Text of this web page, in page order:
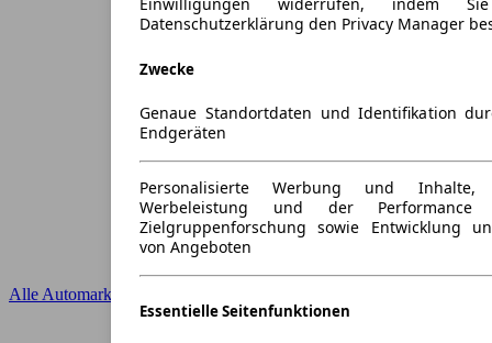
Einwilligungen widerrufen, indem
Datenschutzerklärung den Privacy Manager
Zwecke
Genaue Standortdaten und Identifikation
Endgeräten
Personalisierte Werbung und Inhalte,
Werbeleistung und der
Zielgruppenforschung sowie Entwicklung
von Angeboten
Essentielle Seitenfunktionen
Alle Automarken